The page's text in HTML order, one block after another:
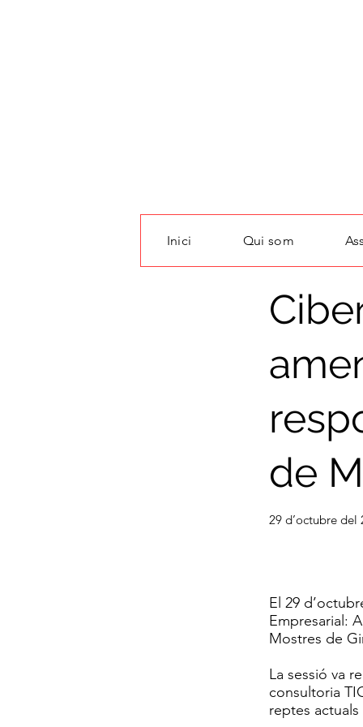
de
29 d’octubre del
El 29
Empresarial:
Mostres de
La sessió va
consultoria
reptes
Inici Qui som